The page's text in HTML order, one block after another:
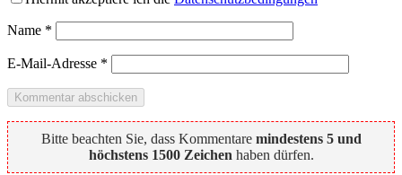
Name *
E-Mail-Adresse *
Bitte beachten Sie, dass Kommentare mindestens 5 und
höchstens 1500 Zeichen haben dürfen.